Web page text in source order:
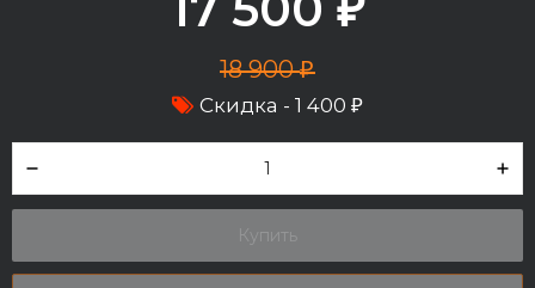
₽
18 900₽
Скидка - 1 400 ₽
Купить